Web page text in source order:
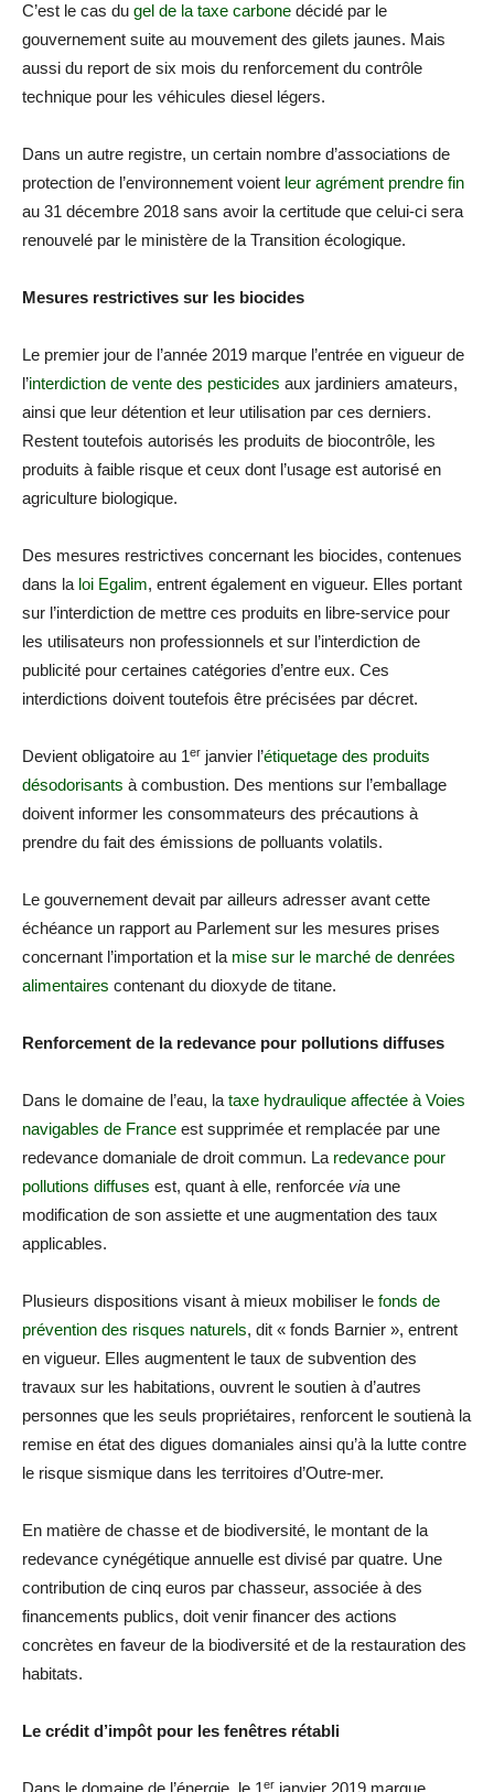
C’est le cas du gel de la taxe carbone décidé par le
gouvernement suite au mouvement des gilets jaunes. Mais
aussi du report de six mois du renforcement du contrôle
technique pour les véhicules diesel légers.
Dans un autre registre, un certain nombre d’associations de
protection de l’environnement voient leur agrément prendre fin
au 31 décembre 2018 sans avoir la certitude que celui-ci sera
renouvelé par le ministère de la Transition écologique.
Mesures restrictives sur les biocides
Le premier jour de l’année 2019 marque l’entrée en vigueur de
l’interdiction de vente des pesticides aux jardiniers amateurs,
ainsi que leur détention et leur utilisation par ces derniers.
Restent toutefois autorisés les produits de biocontrôle, les
produits à faible risque et ceux dont l’usage est autorisé en
agriculture biologique.
Des mesures restrictives concernant les biocides, contenues
dans la loi Egalim, entrent également en vigueur. Elles portant
sur l’interdiction de mettre ces produits en libre-service pour
les utilisateurs non professionnels et sur l’interdiction de
publicité pour certaines catégories d’entre eux. Ces
interdictions doivent toutefois être précisées par décret.
Devient obligatoire au 1er janvier l’étiquetage des produits
désodorisants à combustion. Des mentions sur l’emballage
doivent informer les consommateurs des précautions à
prendre du fait des émissions de polluants volatils.
Le gouvernement devait par ailleurs adresser avant cette
échéance un rapport au Parlement sur les mesures prises
concernant l’importation et la mise sur le marché de denrées
alimentaires contenant du dioxyde de titane.
Renforcement de la redevance pour pollutions diffuses
Dans le domaine de l’eau, lataxe hydraulique affectée à Voies
navigables de France est supprimée et remplacée par une
redevance domaniale de droit commun. La redevance pour
pollutions diffuses est, quant à elle, renforcée via une
modification de son assiette et une augmentation des taux
applicables.
Plusieurs dispositions visant à mieux mobiliser le fonds de
prévention des risques naturels, dit « fonds Barnier », entrent
en vigueur. Elles augmentent le taux de subvention des
travaux sur les habitations, ouvrent le soutien à d’autres
personnes que les seuls propriétaires, renforcent le soutienà la
remise en état des digues domaniales ainsi qu’à la lutte contre
le risque sismique dans les territoires d’Outre-mer.
En matière de chasse et de biodiversité, le montant de la
redevance cynégétique annuelle est divisé par quatre. Une
contribution de cinq euros par chasseur, associée à des
financements publics, doit venir financer des actions
concrètes en faveur de la biodiversité et de la restauration des
habitats.
Le crédit d’impôt pour les fenêtres rétabli
er